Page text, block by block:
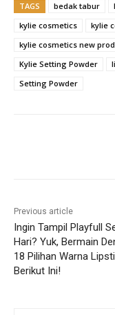
TAGS bedak tabur
kylie cosmetics
kylie
kylie cosmetics new
Kylie Setting Powder
Setting Powder
Previous article
Ingin Tampil Playfull
Hari? Yuk, Bermain
18 Pilihan Warna
Berikut Ini!